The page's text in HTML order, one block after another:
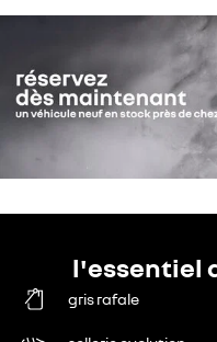
l'essentiel
gris rafale